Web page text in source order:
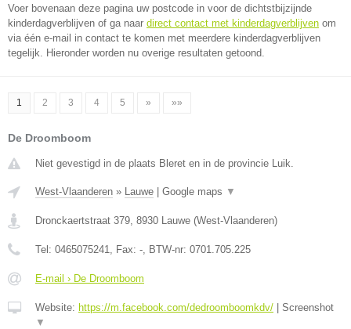
Voer bovenaan deze pagina uw postcode in voor de dichtstbijzijnde
kinderdagverblijven of ga naar direct contact met kinderdagverblijven om
via één e-mail in contact te komen met meerdere kinderdagverblijven
tegelijk. Hieronder worden nu overige resultaten getoond.
1 2 3 4 5 » »»
De Droomboom
Niet gevestigd in de plaats Bleret en in de provincie Luik.
West-Vlaanderen » Lauwe Google maps ▼
Dronckaertstraat 379, 8930 Lauwe (West-Vlaanderen)
Tel: 0465075241, Fax: -, BTW-nr: 0701.705.225
E-mail › De Droomboom
Website: https://m.facebook.com/dedroomboomkdv/
Screenshot
▼